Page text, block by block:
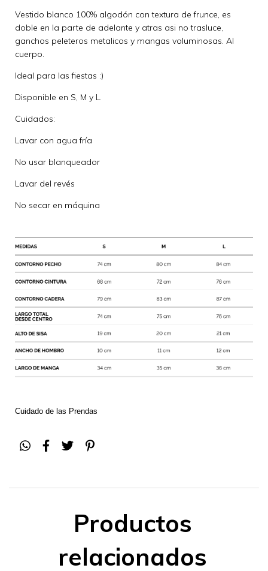
Vestido blanco 100% algodón con textura de frunce, es
doble en la parte de adelante y atras asi no trasluce,
ganchos peleteros metalicos y mangas voluminosas. Al
cuerpo.
Ideal para las fiestas :)
Disponible en S, M y L.
Cuidados:
Lavar con agua fría
No usar blanqueador
Lavar del revés
No secar en máquina
Cuidado de las Prendas
Productos
relacionados